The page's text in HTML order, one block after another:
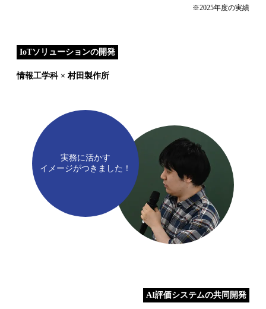
※2025年度の実績
IoTソリューションの開発
情報工学科 × 村田製作所
実務に活かす
イメージがつきました！
AI評価システムの共同開発